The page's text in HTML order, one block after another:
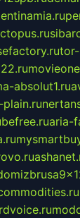
absolut1.ru
plain.ru
aria-